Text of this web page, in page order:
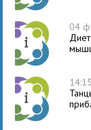
04
14:15